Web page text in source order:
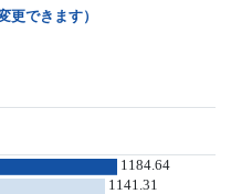
更できます）
1184.64
1141.31